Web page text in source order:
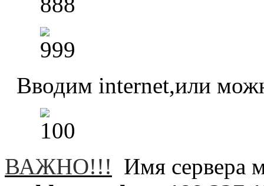
Вводим internet,или
ВАЖНО!!! Имя сервера